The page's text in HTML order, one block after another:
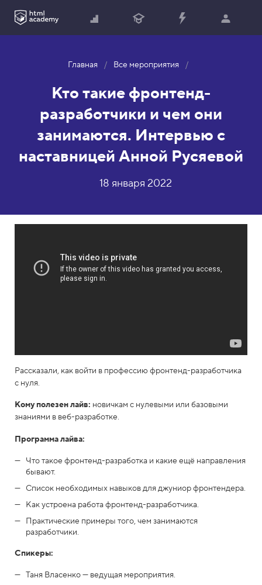
Главная Все мероприятия
Кто такие фронтенд-
разработчики и чем они
занимаются. Интервью с
наставницей Анной Русяевой
18 января 2022
Рассказали, как войти в профессию фронтенд-разработчика
с нуля.
Кому полезен лайв: новичкам с нулевыми или базовыми
знаниями в веб-разработке.
Программа лайва:
Что такое фронтенд-разработка и какие ещё направления
бывают.
Список необходимых навыков для джуниор фронтендера.
Как устроена работа фронтенд-разработчика.
Практические примеры того, чем занимаются
разработчики.
Спикеры:
Таня Власенко — ведущая мероприятия.